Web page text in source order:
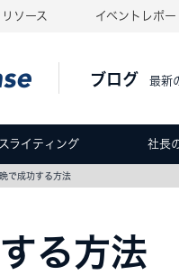
リソース イベントレポー
ブログ 最新
ライティング 社長
成功する方法
る方法